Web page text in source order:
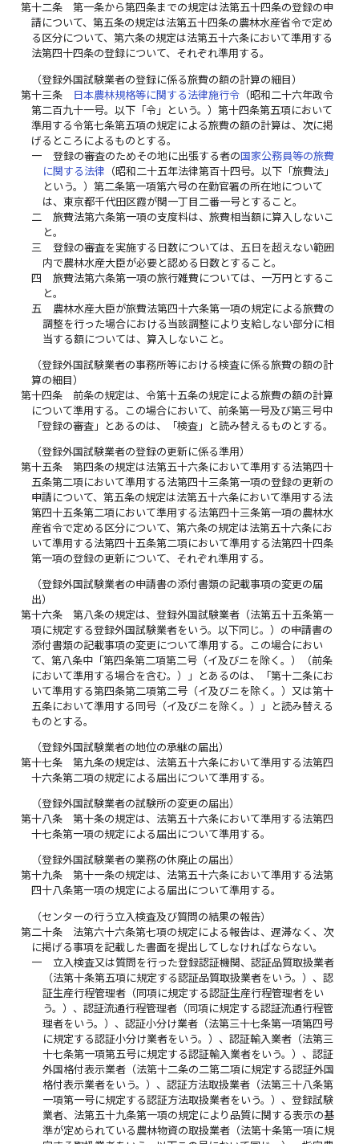
第十二条
第一条から第四条までの規定は法第五十四条の登録の申
請について、第五条の規定は法第五十四条の農林水産省令で定め
る区分について、第六条の規定は法第五十六条において準用する
法第四十四条の登録について、それぞれ準用する。
（登録外国試験業者の登録に係る旅費の額の計算の細目）
第十三条
日本農林規格等に関する法律施行令 （昭和二十六年政令
第二百九十一号。以下「令」という。）第十四条第五項において
準用する令第七条第五項の規定による旅費の額の計算は、次に掲
げるところによるものとする。
一
登録の審査のためその地に出張する者の国家公務員等の旅費
に関する法律 （昭和二十五年法律第百十四号。以下「旅費法」
という。）第二条第一項第六号の在勤官署の所在地について
は、東京都千代田区霞が関一丁目二番一号とすること。
二
旅費法第六条第一項の支度料は、旅費相当額に算入しないこ
と。
三
登録の審査を実施する日数については、五日を超えない範囲
内で農林水産大臣が必要と認める日数とすること。
四
旅費法第六条第一項の旅行雑費については、一万円とするこ
と。
五
農林水産大臣が旅費法第四十六条第一項の規定による旅費の
調整を行った場合における当該調整により支給しない部分に相
当する額については、算入しないこと。
（登録外国試験業者の事務所等における検査に係る旅費の額の計
算の細目）
第十四条
前条の規定は、令第十五条の規定による旅費の額の計算
について準用する。この場合において、前条第一号及び第三号中
「登録の審査」とあるのは、「検査」と読み替えるものとする。
（登録外国試験業者の登録の更新に係る準用）
第十五条
第四条の規定は法第五十六条において準用する法第四十
五条第二項において準用する法第四十三条第一項の登録の更新の
申請について、第五条の規定は法第五十六条において準用する法
第四十五条第二項において準用する法第四十三条第一項の農林水
産省令で定める区分について、第六条の規定は法第五十六条にお
いて準用する法第四十五条第二項において準用する法第四十四条
第一項の登録の更新について、それぞれ準用する。
（登録外国試験業者の申請書の添付書類の記載事項の変更の届
出）
第十六条
第八条の規定は、登録外国試験業者（法第五十五条第一
項に規定する登録外国試験業者をいう。以下同じ。）の申請書の
添付書類の記載事項の変更について準用する。この場合におい
て、第八条中「第四条第二項第二号（イ及びニを除く。）（前条
において準用する場合を含む。）」とあるのは、「第十二条にお
いて準用する第四条第二項第二号（イ及びニを除く。）又は第十
五条において準用する同号（イ及びニを除く。）」と読み替える
ものとする。
（登録外国試験業者の地位の承継の届出）
第十七条
第九条の規定は、法第五十六条において準用する法第四
十六条第二項の規定による届出について準用する。
（登録外国試験業者の試験所の変更の届出）
第十八条
第十条の規定は、法第五十六条において準用する法第四
十七条第一項の規定による届出について準用する。
（登録外国試験業者の業務の休廃止の届出）
第十九条
第十一条の規定は、法第五十六条において準用する法第
四十八条第一項の規定による届出について準用する。
（センターの行う立入検査及び質問の結果の報告）
第二十条
法第六十六条第七項の規定による報告は、遅滞なく、次
に掲げる事項を記載した書面を提出してしなければならない。
一
立入検査又は質問を行った登録認証機関、認証品質取扱業者
（法第十条第五項に規定する認証品質取扱業者をいう。）、認
証生産行程管理者（同項に規定する認証生産行程管理者をい
う。）、認証流通行程管理者（同項に規定する認証流通行程管
理者をいう。）、認証小分け業者（法第三十七条第一項第四号
に規定する認証小分け業者をいう。）、認証輸入業者（法第三
十七条第一項第五号に規定する認証輸入業者をいう。）、認証
外国格付表示業者（法第十二条の二第二項に規定する認証外国
格付表示業者をいう。）、認証方法取扱業者（法第三十八条第
一項第一号に規定する認証方法取扱業者をいう。）、登録試験
業者、法第五十九条第一項の規定により品質に関する表示の基
準が定められている農林物資の取扱業者（法第十条第一項に規